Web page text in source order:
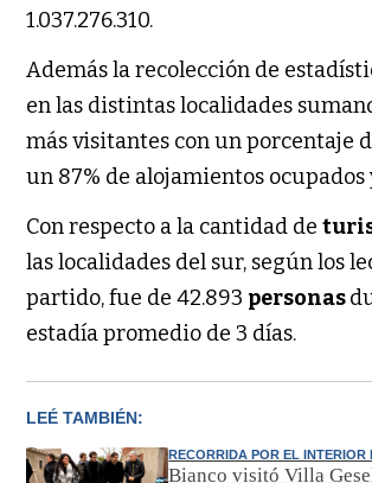
1.037.276.310.
Además la recolección de
en las distintas localidades
más visitantes con un porcentaje
un 87% de alojamientos ocupados
Con respecto a la cantidad de
las localidades del sur, según los
partido, fue de 42.893 personas
estadía promedio de 3 días.
LEÉ TAMBIÉN:
RECORRIDA POR EL INTERIOR
Bianco visitó Villa